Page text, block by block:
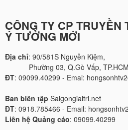
CÔNG TY CP TRUYỀN
Ý TƯỞNG MỚI
Địa chỉ: 90/581S Nguyễn Kiệm,
Phường 03, Q.Gò Vấp, TP.HCM
ĐT: 09099.40299 - Emai:
Ban biên tập Saigongiaitri.net
ĐT: 0918.785466 - Email:
Liên hệ Quảng cáo: 09099.40299